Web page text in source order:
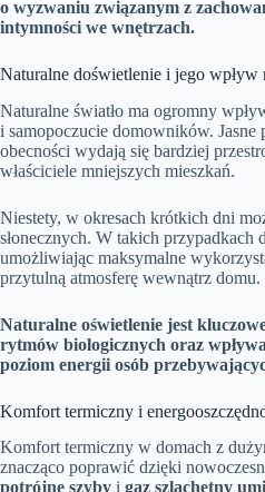
o wyzwaniu związanym z
intymności we wnętrzach.
Naturalne doświetlenie i jego wpływ
Naturalne światło ma ogromny
i samopoczucie domowników. Jasne
obecności wydają się bardziej
właściciele mniejszych mieszkań.
Niestety, w okresach krótkich dni
słonecznych. W takich przypadkach
umożliwiając maksymalne
przytulną atmosferę wewnątrz domu.
Naturalne oświetlenie jest
rytmów biologicznych oraz
poziom energii osób
Komfort termiczny i
Komfort termiczny w domach z
znacząco poprawić dzięki
potrójne szyby i gaz szlachetny